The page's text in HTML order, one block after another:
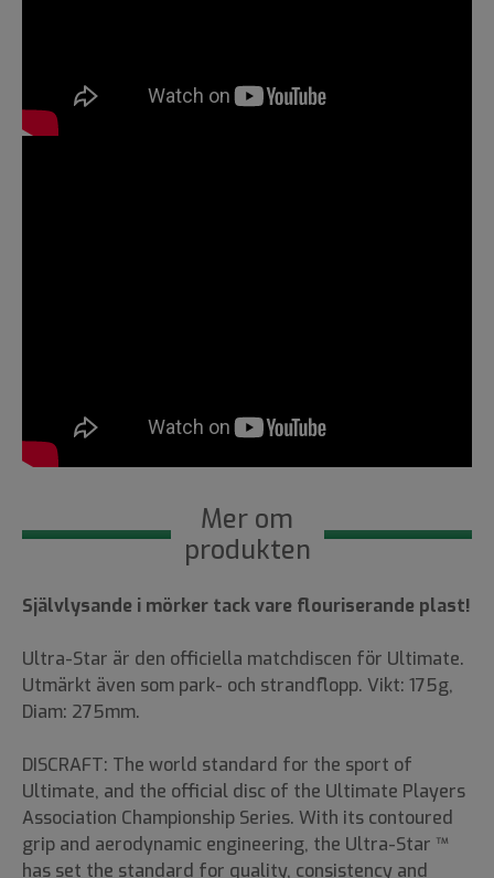
Mer om
produkten
Självlysande i mörker tack vare flouriserande plast!
Ultra-Star är den officiella matchdiscen för Ultimate.
Utmärkt även som park- och strandflopp. Vikt: 175g,
Diam: 275mm.
DISCRAFT: The world standard for the sport of
Ultimate, and the official disc of the Ultimate Players
Association Championship Series. With its contoured
grip and aerodynamic engineering, the Ultra-Star ™
has set the standard for quality, consistency and